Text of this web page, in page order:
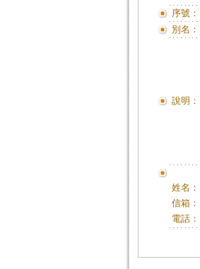
序號：
別名：
說明：
姓名：
信箱：
電話：